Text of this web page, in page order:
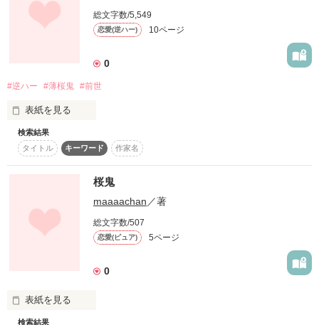
この幸せを噛みしめて…
ーーーーーーーーーーーーーーーーーーー
アイディアをもらったマンガ
・ぬらりひょんの孫←妖怪の名前
・貧乏神が！←ネタを少し
・薄桜鬼←ほぼ全部
・ONEPIECE←名言
作品を読む
新選組では時期により役職や編成が次々変わるので複雑なため
読みやすさのために
隊士が少ない時期は副長助勤、多くなってからは八番隊長と統
総文字数/5,549
恋愛(逆ハー) 10ページ
0
#逆ハー #薄桜鬼 #前世
表紙を見る
エッチなloveストーリ
検索結果
タイトル
キーワード 作家名
桜鬼
maaaachan ／著
総文字数/507
恋愛(ピュア) 5ページ
0
表紙を見る
検索結果